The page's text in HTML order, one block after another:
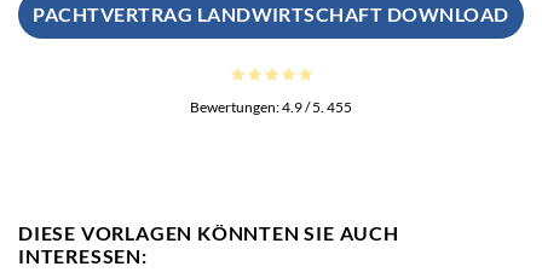
PACHTVERTRAG LANDWIRTSCHAFT DOWNLOAD
Bewertungen:4.9/ 5. 455
DIESE VORLAGEN KÖNNTEN SIE AUCH
INTERESSEN: